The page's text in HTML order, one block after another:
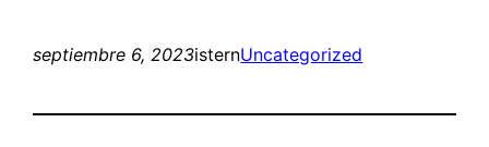
septiembre 6, 2023isternUncategorized